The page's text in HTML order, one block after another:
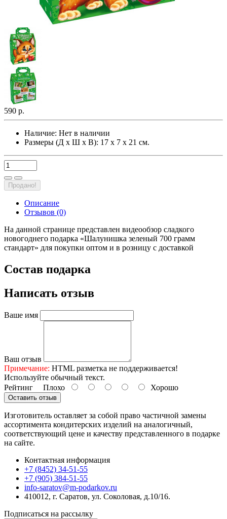
590 р.
Наличие: Нет в наличии
Размеры (Д х Ш х В): 17 х 7 х 21 см.
Продано!
Описание
Отзывов (0)
На данной странице представлен видеообзор сладкого
новогоднего подарка «Шалунишка зеленый 700 грамм
стандарт» для покупки оптом и в розницу с доставкой
Состав подарка
Написать отзыв
Ваше имя
Ваш отзыв
Примечание: HTML разметка не поддерживается!
Используйте обычный текст.
Рейтинг Плохо Хорошо
Оставить отзыв
Изготовитель оставляет за собой право частичной замены
ассортимента кондитерских изделий на аналогичный,
соответствующий цене и качеству представленного в подарке
на сайте.
Контактная информация
+7 (8452) 34-51-55
+7 (905) 384-51-55
info-saratov@m-podarkov.ru
410012, г. Саратов, ул. Соколовая, д.10/16.
Подписаться на рассылку